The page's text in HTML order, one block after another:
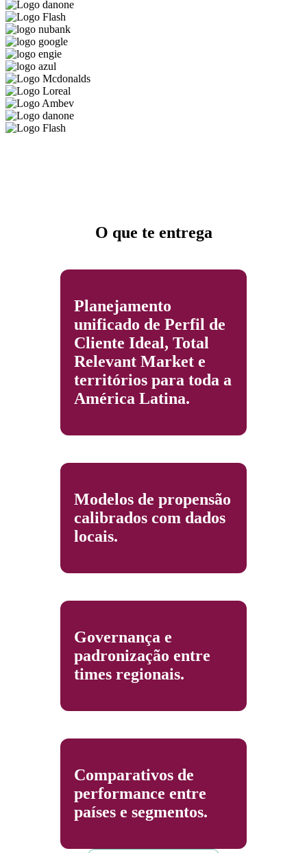
O que te entrega
Planejamento
unificado de Perfil de
Cliente Ideal, Total
Relevant Market e
territórios para toda a
América Latina.
Modelos de propensão
calibrados com dados
locais.
Governança e
padronização entre
times regionais.
Comparativos de
performance entre
países e segmentos.